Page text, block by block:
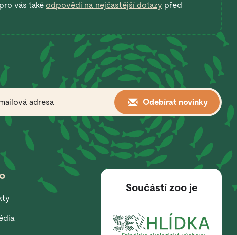
vás také odpovědi na nejčastější dotazy před
Odebírat novinky
Součástí zoo je